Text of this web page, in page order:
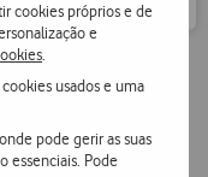
cookies próprios e de
e
usados e uma
pode gerir as suas
essenciais. Pode